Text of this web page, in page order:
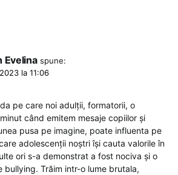
Evelina spune:
la 11:06
pe care noi adulții, formatorii, o
când emitem mesaje copiilor și
pusa pe imagine, poate influenta pe
adolescenții noștri își cauta valorile în
ori s-a demonstrat a fost nociva și o
bullying. Trăim intr-o lume brutala,